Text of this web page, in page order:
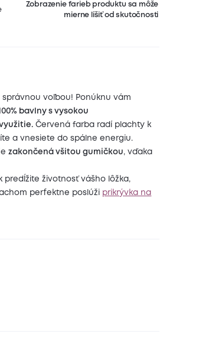
Zobrazenie farieb produktu sa môže
mierne líšiť od skutočnosti
voľbou! Ponúknu vám
bavlny s vysokou
Červená farba radí plachty k
a vnesiete do spálne energiu.
jezakončená všitou gumičkou, vďaka
predĺžite životnosť vášho lôžka,
perfektne poslúži prikrývka na